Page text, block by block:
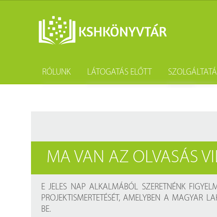
RÓLUNK
Szakmai együttműködési megállapodások
Munkatársaink
LÁTOGATÁS ELŐTT
Csoportos látogatás
Díjtételek
Kérdezd a
MA VAN AZ OLVASÁS
E JELES NAP ALKALMÁBÓL SZERETNÉNK
PROJEKTISMERTETÉSÉT, AMELYBEN A MAGYAR
BE.